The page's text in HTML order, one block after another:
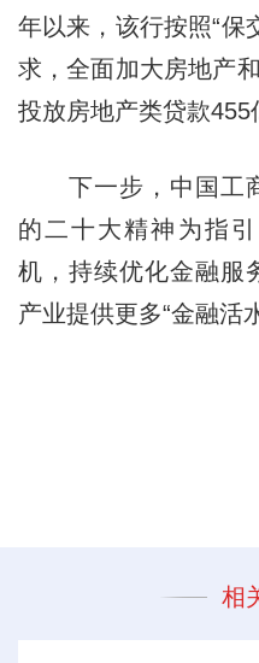
年以来，该行按照“保
求，全面加大房地产
投放房地产类贷款455
下一步，中国工商
的二十大精神为指
机，持续优化金融服
产业提供更多“金融活
相